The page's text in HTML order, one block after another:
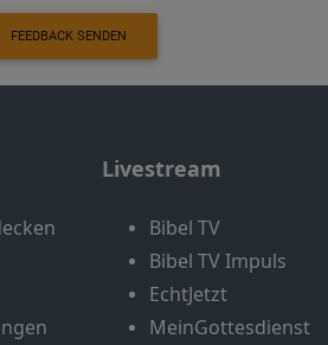
FEEDBACK SENDEN
Livestream
Bibel TV
Bibel TV Impuls
EchtJetzt
MeinGottesdienst